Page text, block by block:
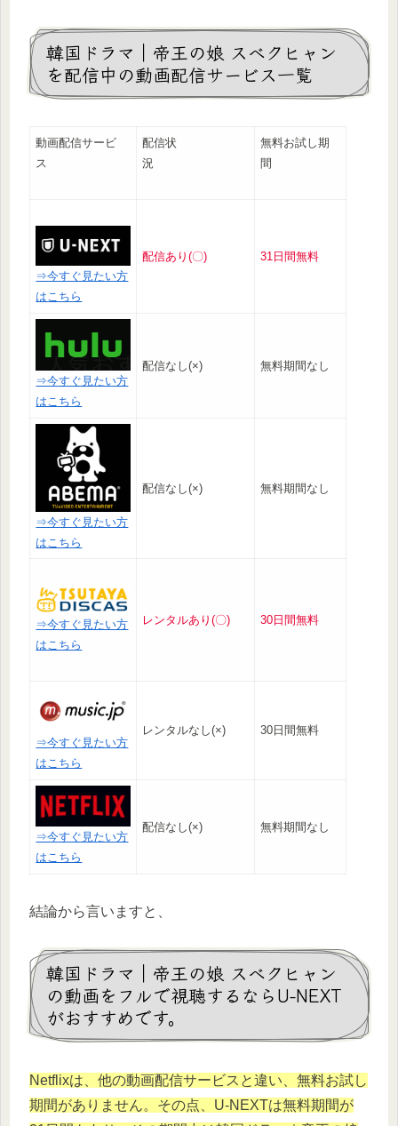
韓国ドラマ｜帝王の娘 スベクヒャン
を配信中の動画配信サービス一覧
動画配信サービ
ス
配信状
況
無料お試し期
間
⇒今すぐ見たい方
はこちら
配信あり(〇) 31日間無料
⇒今すぐ見たい方
はこちら
配信なし(×) 無料期間なし
⇒今すぐ見たい方
はこちら
配信なし(×) 無料期間なし
⇒今すぐ見たい方
はこちら
レンタルあり(〇) 30日間無料
⇒今すぐ見たい方
はこちら
レンタルなし(×) 30日間無料
⇒今すぐ見たい方
はこちら
配信なし(×) 無料期間なし
結論から言いますと、
韓国ドラマ｜帝王の娘 スベクヒャン
の動画をフルで視聴するならU-NEXT
がおすすめです。
Netflixは、他の動画配信サービスと違い、無料お試し
期間がありません。その点、U-NEXTは無料期間が